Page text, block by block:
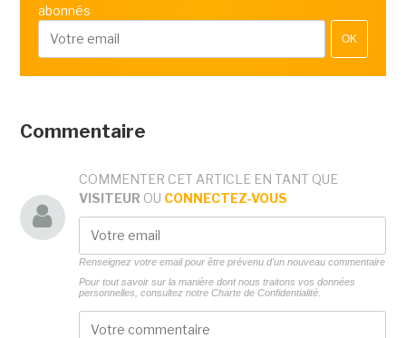
abonnés
OK
Commentaire
COMMENTER CET ARTICLE EN TANT QUE
VISITEUR OU CONNECTEZ-VOUS
Renseignez votre email pour être prévenu d'un nouveau commentaire
Pour tout savoir sur la manière dont nous traitons vos données
personnelles, consultez notre Charte de Confidentialité.